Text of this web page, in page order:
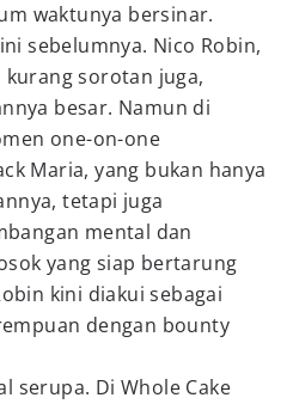
waktunya bersinar.
sebelumnya. Nico Robin,
sorotan juga,
besar. Namun di
one-on-one
Maria, yang bukan hanya
tetapi juga
mental dan
yang siap bertarung
kini diakui sebagai
dengan bounty
serupa. Di Whole Cake